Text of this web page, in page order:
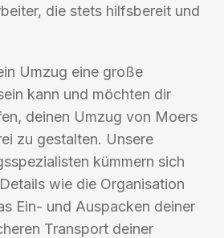
die stets hilfsbereit und
Umzug eine große
kann und möchten dir
deinen Umzug von Moers
zu gestalten. Unsere
kümmern sich
wie die Organisation
Ein- und Auspacken deiner
Transport deiner